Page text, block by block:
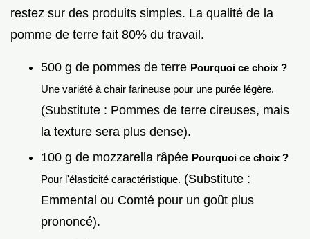
restez sur des produits simples. La qualité de la
pomme de terre fait 80% du travail.
500 g de pommes de terre Pourquoi ce choix ?
Une variété à chair farineuse pour une purée légère.
(Substitute : Pommes de terre cireuses, mais
la texture sera plus dense).
100 g de mozzarella râpée Pourquoi ce choix ?
Pour l'élasticité caractéristique. (Substitute :
Emmental ou Comté pour un goût plus
prononcé).